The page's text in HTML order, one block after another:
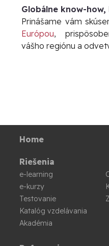
Globálne know-
Prinášame vám
Európou,
vášho regiónu a
Home
Riešenia
e-learning
e-kurzy
Testovanie
Katalóg vzdelávania
Akadémia